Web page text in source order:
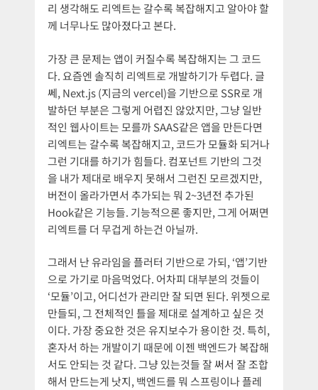
리 생각해도 리엑트는 갈수록 복잡해지고 알아야 할
께 너무나도 많아졌다고 본다.
가장 큰 문제는 앱이 커질수록 복잡해지는 그 코드
다. 요즘엔 솔직히 리엑트로 개발하기가 두렵다. 글
쎄, Next.js (지금의 vercel)을 기반으로 SSR로 개
발하던 부분은 그렇게 어렵진 않았지만, 그냥 일반
적인 웹사이트는 모를까 SAAS같은 앱을 만든다면
리엑트는 갈수록 복잡해지고, 코드가 모듈화 되거나
그런 기대를 하기가 힘들다. 컴포넌트 기반의 그것
을 내가 제대로 배우지 못해서 그런진 모르겠지만,
버전이 올라가면서 추가되는 뭐 2~3년전 추가된
Hook같은 기능들. 기능적으론 좋지만, 그게 어쩌면
리엑트를 더 무겁게 하는건 아닐까.
그래서 난 유라임을 플러터 기반으로 가되, ‘앱’기반
으로 가기로 마음먹었다. 어차피 대부분의 것들이
‘모듈’이고, 어디선가 관리만 잘 되면 된다. 위젯으로
만들되, 그 전체적인 틀을 제대로 설계하고 싶은 것
이다. 가장 중요한 것은 유지보수가 용이한 것. 특히,
혼자서 하는 개발이기 때문에 이젠 백엔드가 복잡해
서도 안되는 것 같다. 그냥 있는것들 잘 써서 잘 조합
해서 만드는게 낫지, 백엔드를 뭐 스프링이나 플레